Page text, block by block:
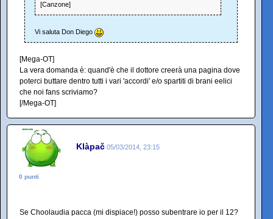
[Canzone]
Vi saluta Don Diego
[Mega-OT]
La vera domanda è: quand'è che il dottore creerà una pagina dove
poterci buttare dentro tutti i vari 'accordi' e/o spartiti di brani eelici
che noi fans scriviamo?
[/Mega-OT]
Klàpač 05/03/2014, 23:15
0 punti
Se Choolaudia pacca (mi dispiace!) posso subentrare io per il 12?